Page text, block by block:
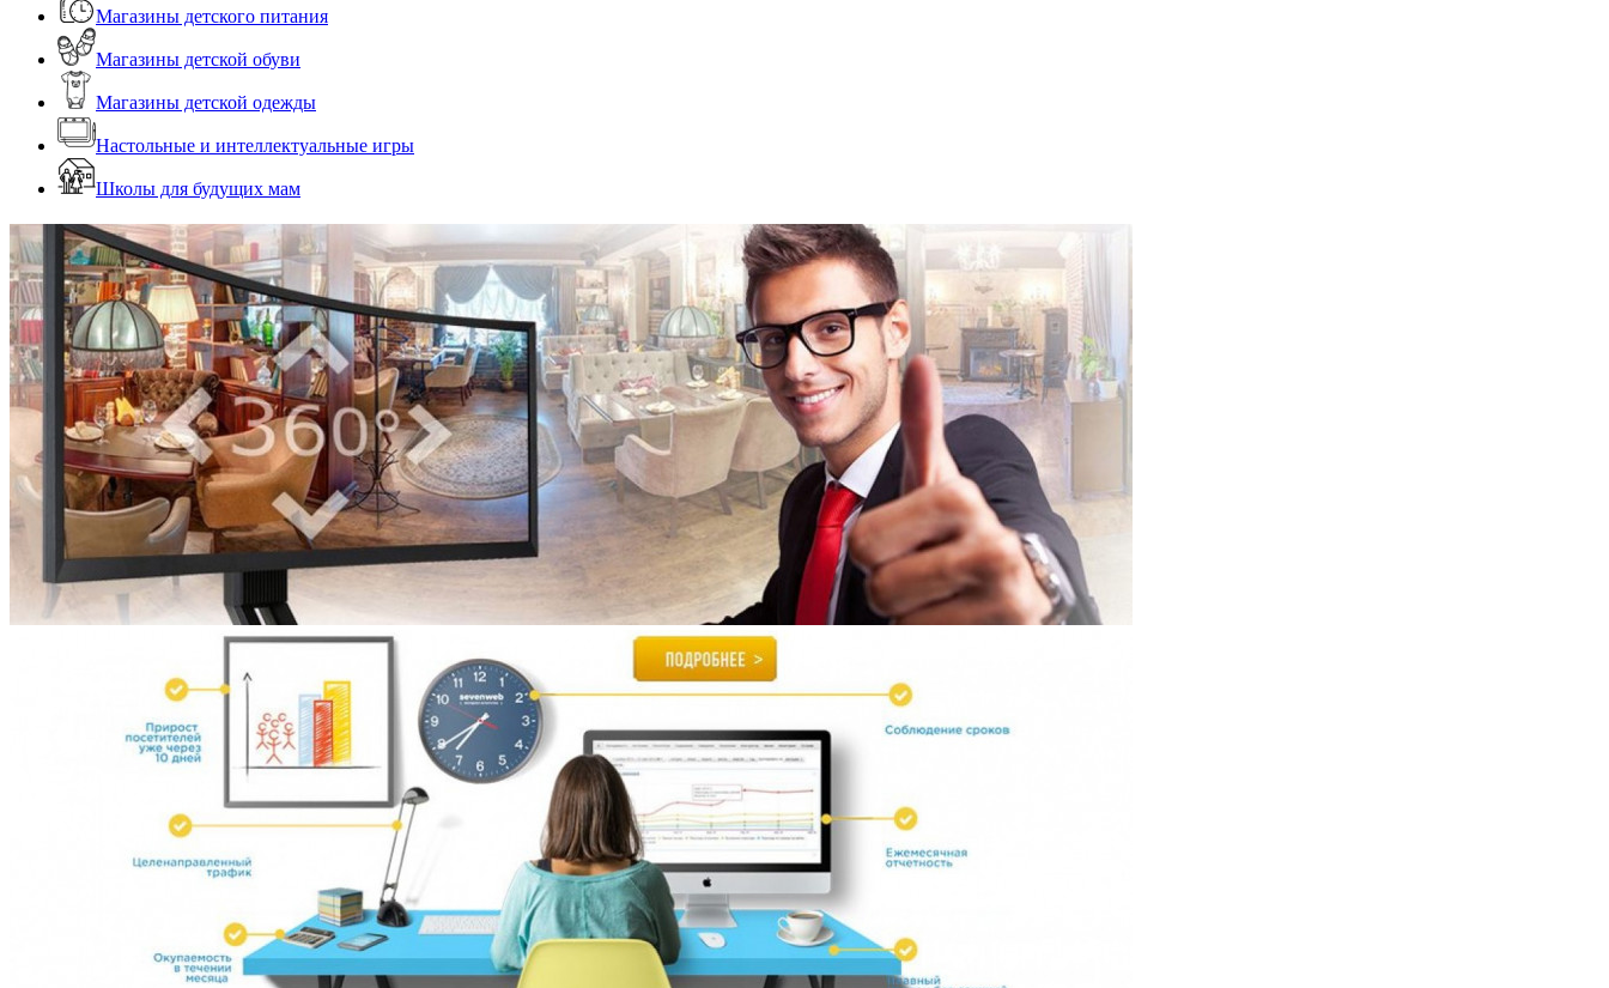
Магазины детского питания
Магазины детской обуви
Магазины детской одежды
Настольные и интеллектуальные игры
Школы для будущих мам